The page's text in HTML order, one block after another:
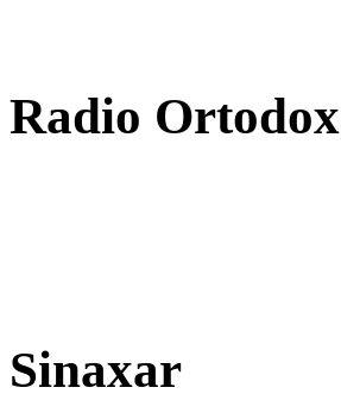
Radio Ortodox
Sinaxar